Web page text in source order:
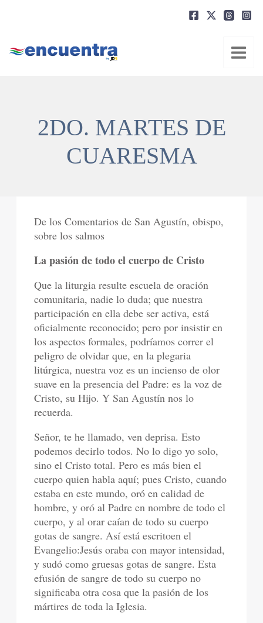
2DO. MARTES DE
CUARESMA
De los Comentarios de San Agustín, obispo,
sobre los salmos
La pasión de todo el cuerpo de Cristo
Que la liturgia resulte escuela de oración
comunitaria, nadie lo duda; que nuestra
participación en ella debe ser activa, está
oficialmente reconocido; pero por insistir en
los aspectos formales, podríamos correr el
peligro de olvidar que, en la plegaria
litúrgica, nuestra voz es un incienso de olor
suave en la presencia del Padre: es la voz de
Cristo, su Hijo. Y San Agustín nos lo
recuerda.
Señor, te he llamado, ven deprisa. Esto
podemos decirlo todos. No lo digo yo solo,
sino el Cristo total. Pero es más bien el
cuerpo quien habla aquí; pues Cristo, cuando
estaba en este mundo, oró en calidad de
hombre, y oró al Padre en nombre de todo el
cuerpo, y al orar caían de todo su cuerpo
gotas de sangre. Así está escritoen el
Evangelio:Jesús oraba con mayor intensidad,
y sudó como gruesas gotas de sangre. Esta
efusión de sangre de todo su cuerpo no
significaba otra cosa que la pasión de los
mártires de toda la Iglesia.